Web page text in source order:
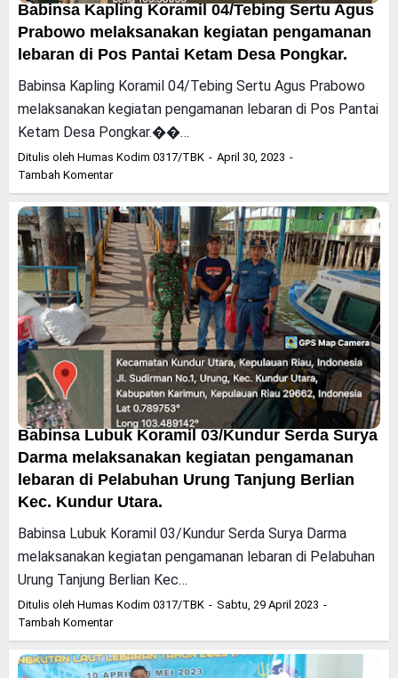
Babinsa Kapling Koramil 04/Tebing Sertu Agus
Prabowo melaksanakan kegiatan pengamanan
lebaran di Pos Pantai Ketam Desa Pongkar.
Babinsa Kapling Koramil 04/Tebing Sertu Agus Prabowo
melaksanakan kegiatan pengamanan lebaran di Pos Pantai
Ketam Desa Pongkar.��…
Ditulis oleh Humas Kodim 0317/TBK
April 30, 2023
Tambah Komentar
Babinsa Lubuk Koramil 03/Kundur Serda Surya
Darma melaksanakan kegiatan pengamanan
lebaran di Pelabuhan Urung Tanjung Berlian
Kec. Kundur Utara.
Babinsa Lubuk Koramil 03/Kundur Serda Surya Darma
melaksanakan kegiatan pengamanan lebaran di Pelabuhan
Urung Tanjung Berlian Kec…
Ditulis oleh Humas Kodim 0317/TBK
Sabtu, 29 April 2023
Tambah Komentar